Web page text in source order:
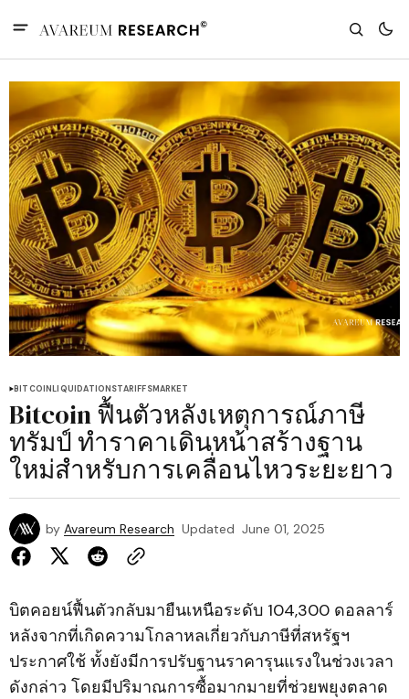
BITCOINLIQUIDATIONSTARIFFSMARKET
Bitcoin ฟื้นตัวหลังเหตุการณ์ภาษี
ทรัมป์ ทำราคาเดินหน้าสร้างฐาน
ใหม่สำหรับการเคลื่อนไหวระยะยาว
by Avareum Research Updated June 01, 2025
บิตคอยน์ฟื้นตัวกลับมายืนเหนือระดับ 104,300 ดอลลาร์
หลังจากที่เกิดความโกลาหลเกี่ยวกับภาษีที่สหรัฐฯ
ประกาศใช้ ทั้งยังมีการปรับฐานราคารุนแรงในช่วงเวลา
ดังกล่าว โดยมีปริมาณการซื้อมากมายที่ช่วยพยุงตลาด